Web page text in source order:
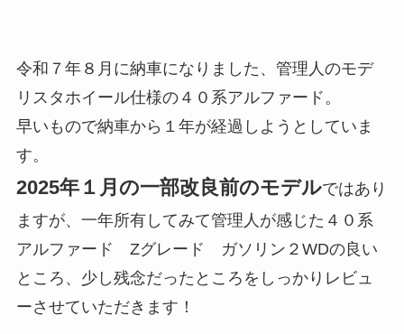
令和７年８月に納車になりました、管理人のモデ
リスタホイール仕様の４０系アルファード。
早いもので納車から１年が経過しようとしていま
す。
2025年１月の一部改良前のモデルではあり
ますが、一年所有してみて管理人が感じた４０系
アルファード Zグレード ガソリン２WDの良い
ところ、少し残念だったところをしっかりレビュ
ーさせていただきます！